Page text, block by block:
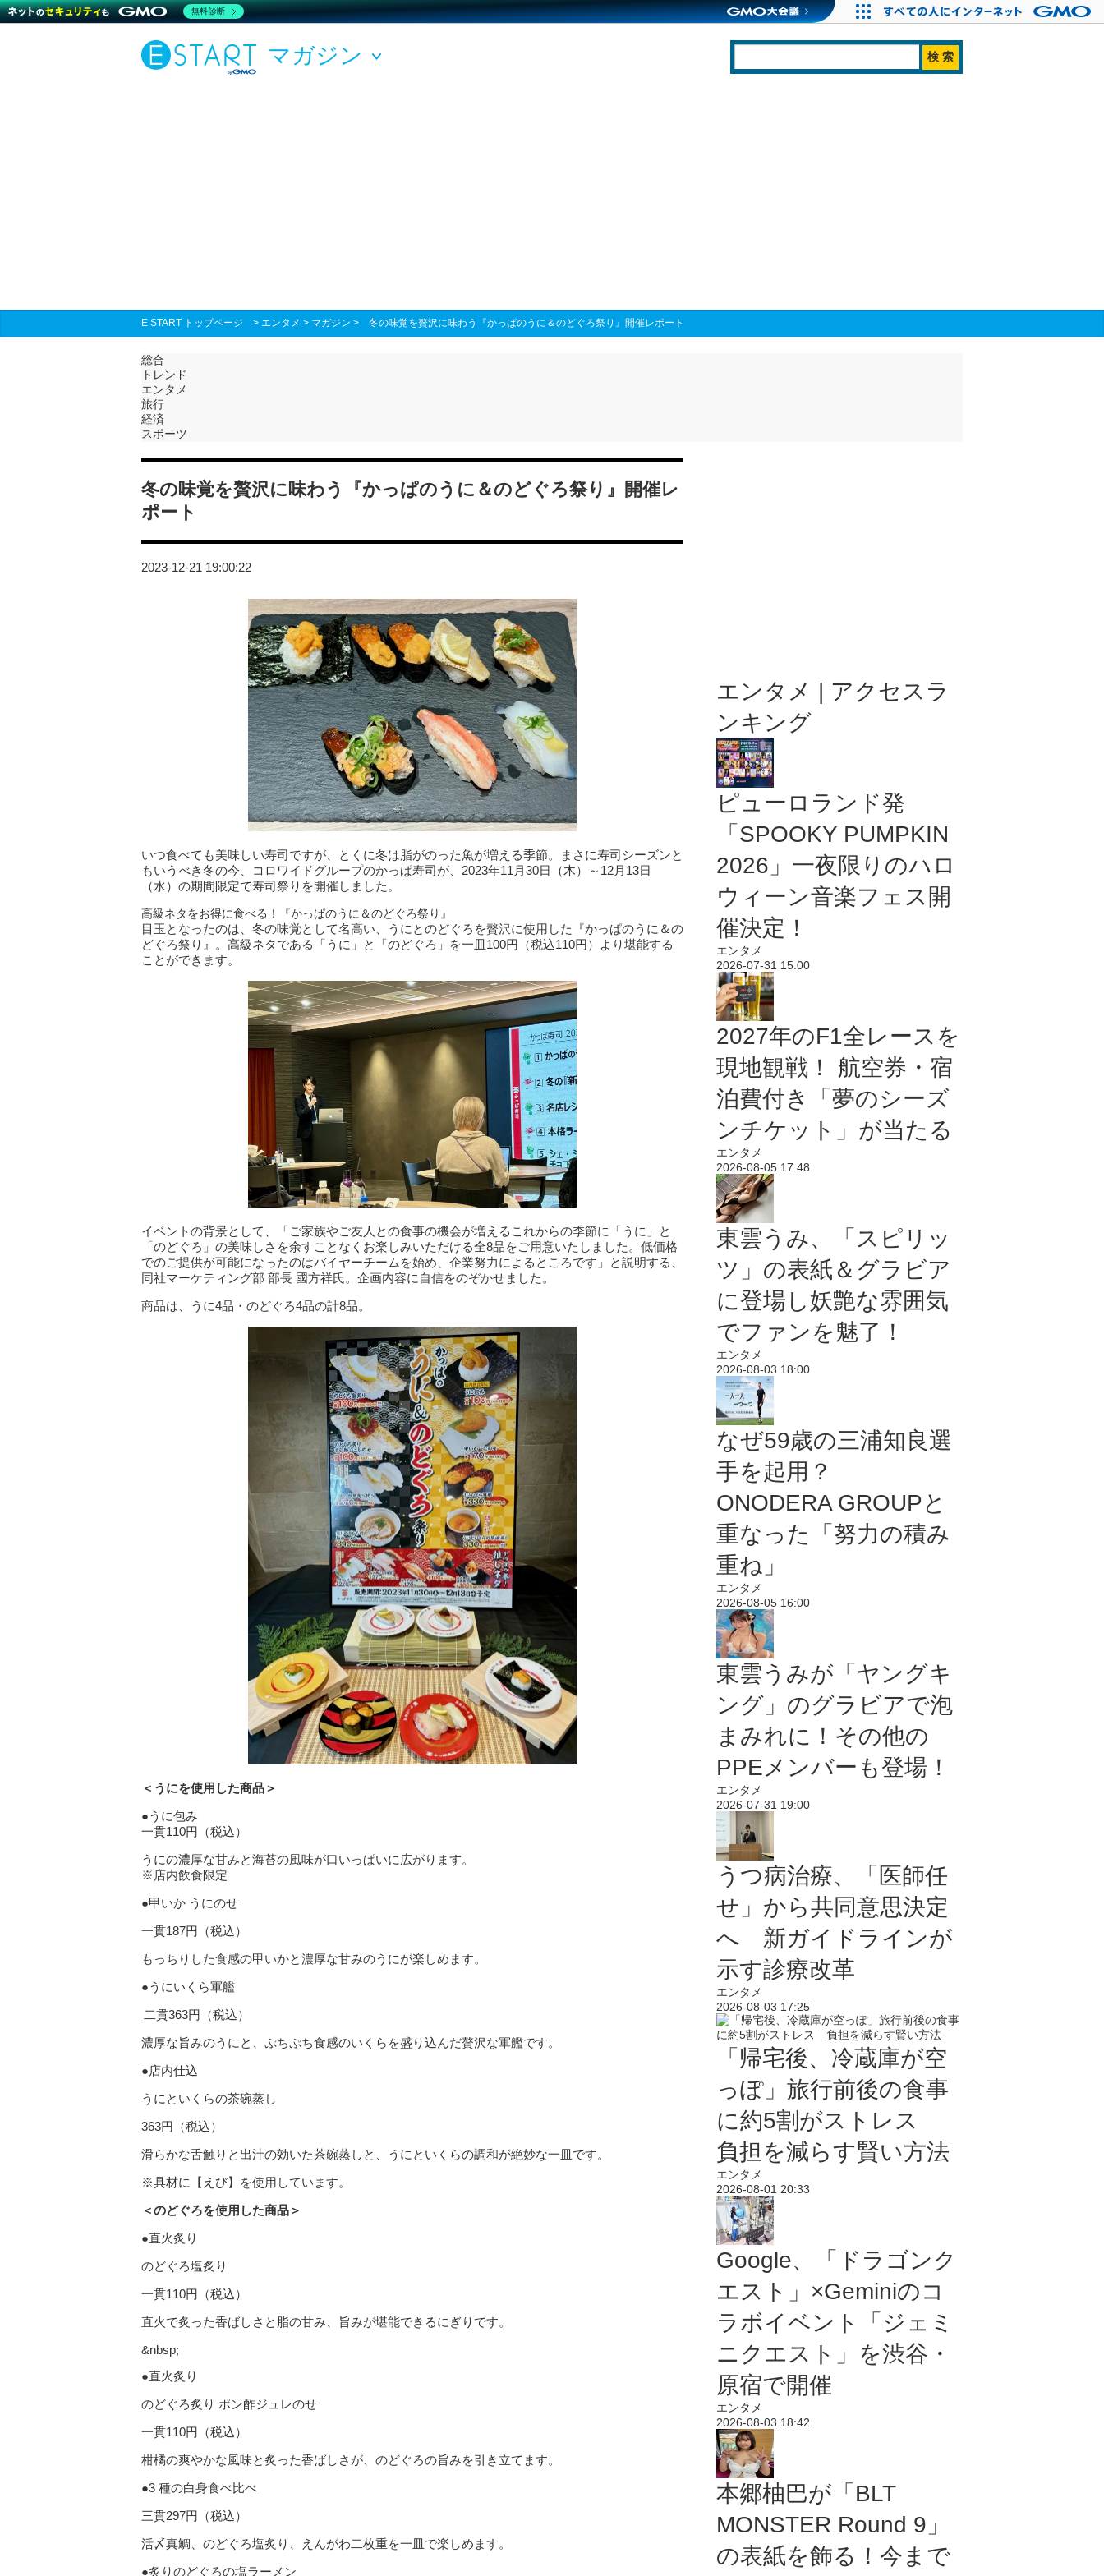
マガジン
E START トップページ > エンタメ > マガジン > 冬の味覚を贅沢に味わう『かっぱのうに＆のどぐろ祭り』開催レポート
総合
トレンド
エンタメ
旅行
経済
スポーツ
冬の味覚を贅沢に味わう『かっぱのうに＆のどぐろ祭り』開催レ
ポート
2023-12-21 19:00:22
いつ食べても美味しい寿司ですが、とくに冬は脂がのった魚が増える季節。まさに寿司シーズンと
もいうべき冬の今、コロワイドグループのかっぱ寿司が、2023年11月30日（木）～12月13日
（水）の期間限定で寿司祭りを開催しました。
高級ネタをお得に食べる！『かっぱのうに＆のどぐろ祭り』
目玉となったのは、冬の味覚として名高い、うにとのどぐろを贅沢に使用した『かっぱのうに＆の
どぐろ祭り』。高級ネタである「うに」と「のどぐろ」を一皿100円（税込110円）より堪能する
ことができます。
イベントの背景として、「ご家族やご友人との食事の機会が増えるこれからの季節に「うに」と
「のどぐろ」の美味しさを余すことなくお楽しみいただける全8品をご用意いたしました。低価格
でのご提供が可能になったのはバイヤーチームを始め、企業努力によるところです」と説明する、
同社マーケティング部 部長 國方祥氏。企画内容に自信をのぞかせました。
商品は、うに4品・のどぐろ4品の計8品。
＜うにを使用した商品＞
●うに包み
一貫110円（税込）
うにの濃厚な甘みと海苔の風味が口いっぱいに広がります。
※店内飲食限定
●甲いか うにのせ
一貫187円（税込）
もっちりした食感の甲いかと濃厚な甘みのうにが楽しめます。
●うにいくら軍艦
二貫363円（税込）
濃厚な旨みのうにと、ぷちぷち食感のいくらを盛り込んだ贅沢な軍艦です。
●店内仕込
うにといくらの茶碗蒸し
363円（税込）
滑らかな舌触りと出汁の効いた茶碗蒸しと、うにといくらの調和が絶妙な一皿です。
※具材に【えび】を使用しています。
＜のどぐろを使用した商品＞
●直火炙り
のどぐろ塩炙り
一貫110円（税込）
直火で炙った香ばしさと脂の甘み、旨みが堪能できるにぎりです。
&nbsp;
●直火炙り
のどぐろ炙り ポン酢ジュレのせ
一貫110円（税込）
柑橘の爽やかな風味と炙った香ばしさが、のどぐろの旨みを引き立てます。
●3 種の白身食べ比べ
三貫297円（税込）
活〆真鯛、のどぐろ塩炙り、えんがわ二枚重を一皿で楽しめます。
●炙りのどぐろの塩ラーメン
エンタメ | アクセスラ
ンキング
ピューロランド発
「SPOOKY PUMPKIN
2026」一夜限りのハロ
ウィーン音楽フェス開
催決定！
エンタメ
2026-07-31 15:00
2027年のF1全レースを
現地観戦！ 航空券・宿
泊費付き「夢のシーズ
ンチケット」が当たる
エンタメ
2026-08-05 17:48
東雲うみ、「スピリッ
ツ」の表紙＆グラビア
に登場し妖艶な雰囲気
でファンを魅了！
エンタメ
2026-08-03 18:00
なぜ59歳の三浦知良選
手を起用？
ONODERA GROUPと
重なった「努力の積み
重ね」
エンタメ
2026-08-05 16:00
東雲うみが「ヤングキ
ング」のグラビアで泡
まみれに！その他の
PPEメンバーも登場！
エンタメ
2026-07-31 19:00
うつ病治療、「医師任
せ」から共同意思決定
へ 新ガイドラインが
示す診療改革
エンタメ
2026-08-03 17:25
「帰宅後、冷蔵庫が空
っぽ」旅行前後の食事
に約5割がストレス
負担を減らす賢い方法
エンタメ
2026-08-01 20:33
Google、「ドラゴンク
エスト」×Geminiのコ
ラボイベント「ジェミ
ニクエスト」を渋谷・
原宿で開催
エンタメ
2026-08-03 18:42
本郷柚巴が「BLT
MONSTER Round 9」
の表紙を飾る！今まで
無料診断